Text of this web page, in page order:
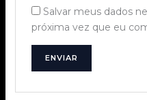
Salvar meus dados
próxima vez que eu